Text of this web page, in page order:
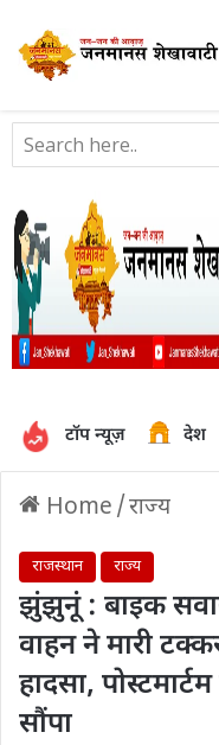
टॉप न्यूज़ देश
Home /राज्य
राजस्थान राज्य
झुंझुनूं : बाइक
वाहन ने मारी
हादसा,
सौंपा